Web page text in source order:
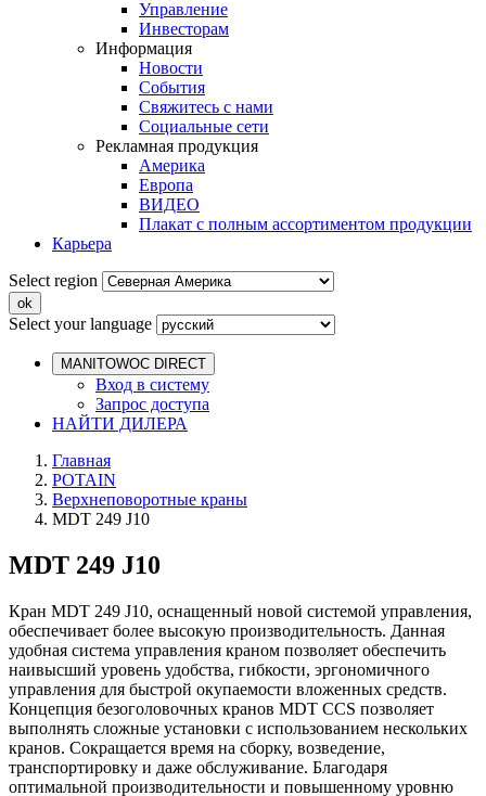
Управление
Инвесторам
Информация
Новости
События
Свяжитесь с нами
Социальные сети
Рекламная продукция
Америка
Европа
ВИДЕО
Плакат с полным ассортиментом продукции
Карьера
Select region
Select your language
MANITOWOC DIRECT
Вход в систему
Запрос доступа
НАЙТИ ДИЛЕРА
Главная
POTAIN
Верхнеповоротные краны
MDT 249 J10
MDT 249 J10
Кран MDT 249 J10, оснащенный новой системой управления,
обеспечивает более высокую производительность. Данная
удобная система управления краном позволяет обеспечить
наивысший уровень удобства, гибкости, эргономичного
управления для быстрой окупаемости вложенных средств.
Концепция безоголовочных кранов MDT CCS позволяет
выполнять сложные установки с использованием нескольких
кранов. Сокращается время на сборку, возведение,
транспортировку и даже обслуживание. Благодаря
оптимальной производительности и повышенному уровню